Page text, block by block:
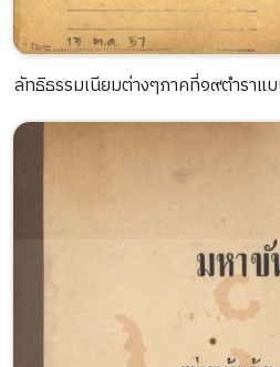
ลัทธิธรรมเนียมต่างๆภาคที่๑๙ตำราแ